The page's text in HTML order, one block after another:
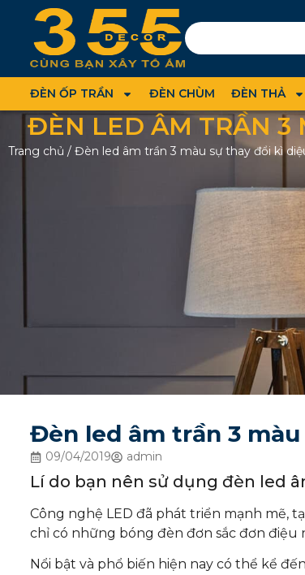
ĐÈN ỐP TRẦN ĐÈN CHÙM ĐÈN THẢ
ĐÈN LED ÂM TRẦN 3
Trang chủ / Đèn led âm trần 3 màu sự thay đổi kì
Đèn led âm trần 3
09/04/2019 admin
Lí do bạn nên sử dụng đèn led
Công nghệ LED đã phát triển mạnh mẽ,
chỉ có những bóng đèn đơn sắc đơn điệu
Nổi bật và phổ biến hiện nay có thể kể đến